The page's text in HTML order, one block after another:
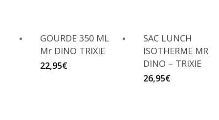
GOURDE 350 ML
Mr DINO TRIXIE
22,95€
SAC LUNCH
ISOTHERME MR
DINO – TRIXIE
26,95€